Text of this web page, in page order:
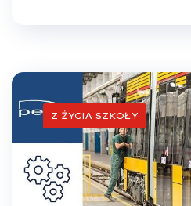
Z ŻYCIA SZKOŁY